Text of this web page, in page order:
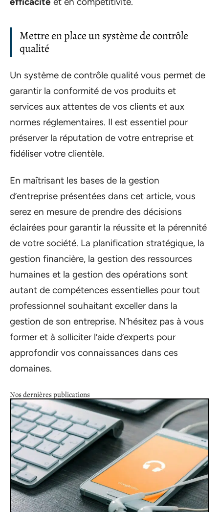
Mettre en place un système de contrôle
qualité
Un système de contrôle qualité vous permet de
garantir la conformité de vos produits et
services aux attentes de vos clients et aux
normes réglementaires. Il est essentiel pour
préserver la réputation de votre entreprise et
fidéliser votre clientèle.
En maîtrisant les bases de la gestion
d’entreprise présentées dans cet article, vous
serez en mesure de prendre des décisions
éclairées pour garantir la réussite et la pérennité
de votre société. La planification stratégique, la
gestion financière, la gestion des ressources
humaines et la gestion des opérations sont
autant de compétences essentielles pour tout
professionnel souhaitant exceller dans la
gestion de son entreprise. N’hésitez pas à vous
former et à solliciter l’aide d’experts pour
approfondir vos connaissances dans ces
domaines.
Nos dernières publications